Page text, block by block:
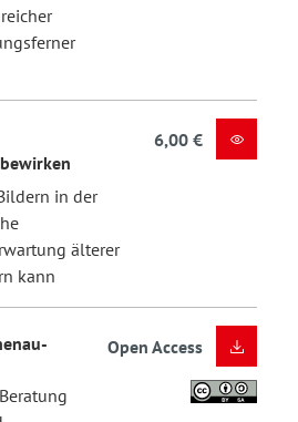
in der
älterer
kann
6,00 €
Open Access